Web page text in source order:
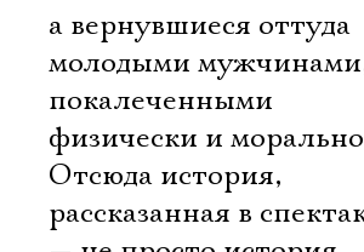
а вернувшиеся оттуда
молодыми
покалеченными
физически и
Отсюда история,
рассказанная в